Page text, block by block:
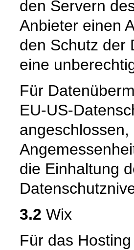
den Servern
Anbieter einen
den Schutz der
eine
Für
EU-US-
die Einhaltung
3.2 Wix
Für das